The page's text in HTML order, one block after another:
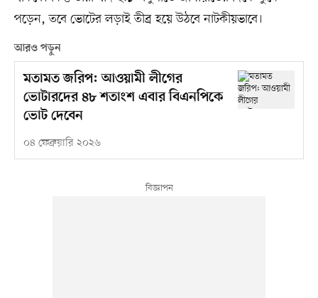
পড়েন, তবে ভোটের লড়াই তীব্র হয়ে উঠবে নাটকীয়ভাবে।
আরও পড়ুন
মতামত জরিপ: আওয়ামী লীগের
ভোটারদের ৪৮ শতাংশ এবার বিএনপিকে
ভোট দেবেন
০৪ ফেব্রুয়ারি ২০২৬